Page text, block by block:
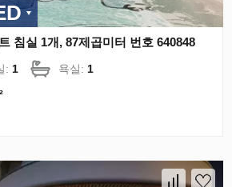
침실 1개, 87제곱미터 번호 640848
: 1 욕실: 1